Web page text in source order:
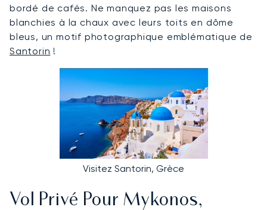
bordé de cafés. Ne manquez pas les maisons
blanchies à la chaux avec leurs toits en dôme
bleus, un motif photographique emblématique de
Santorin !
Visitez Santorin, Grèce
Vol Privé Pour Mykonos,